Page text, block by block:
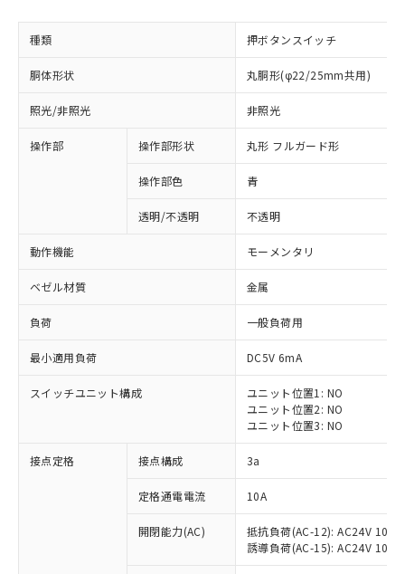
種類 押ボタンスイッチ
胴体形状 丸胴形(φ22/25mm共用)
照光/非照光 非照光
操作部 操作部形状 丸形 フルガード形
操作部色 青
透明/不透明 不透明
動作機能 モーメンタリ
ベゼル材質 金属
負荷 一般負荷用
最小適用負荷 DC5V 6mA
スイッチユニット構成
ユニット位置1: NO
ユニット位置2: NO
ユニット位置3: NO
接点定格 接点構成 3a
定格通電電流 10A
開閉能力(AC)
抵抗負荷(AC-12): AC24V 10A/
誘導負荷(AC-15): AC24V
※1 対応状況
対応済み：EU RoHS指令（10物質）の
非含有に対応した製品が提供可能な商品で
対応予定：EU RoHS指令（10物質）の非含